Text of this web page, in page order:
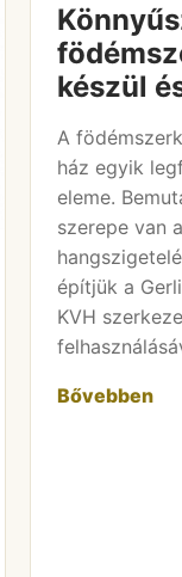
készül
A
ház egyik
eleme.
szerepe van
építjük a
KVH
Bővebben